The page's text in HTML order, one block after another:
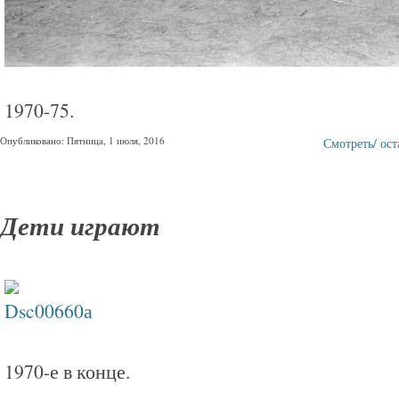
1970-75.
Опубликовано: Пятница, 1 июля, 2016 Смотреть/
Дети играют
1970-е в конце.